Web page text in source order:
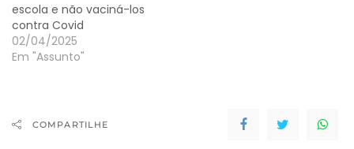
escola e não vaciná-los
contra Covid
02/04/2025
Em "Assunto"
COMPARTILHE